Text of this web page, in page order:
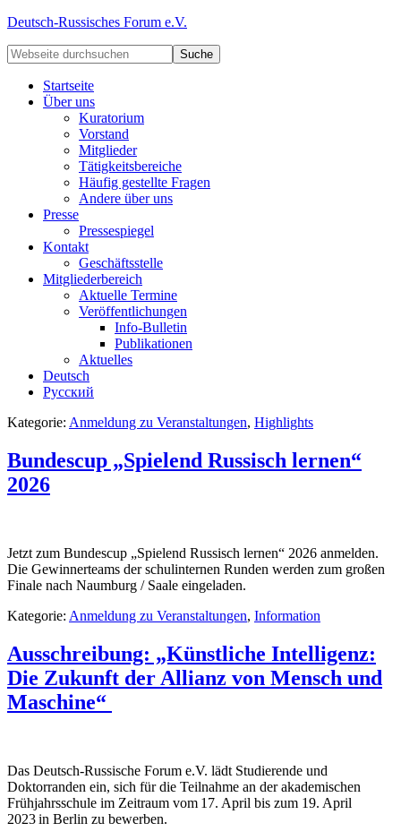
Deutsch-Russisches Forum e.V.
Startseite
Über uns
Kuratorium
Vorstand
Mitglieder
Tätigkeitsbereiche
Häufig gestellte Fragen
Andere über uns
Presse
Pressespiegel
Kontakt
Geschäftsstelle
Mitgliederbereich
Aktuelle Termine
Veröffentlichungen
Info-Bulletin
Publikationen
Aktuelles
Deutsch
Русский
Kategorie: Anmeldung zu Veranstaltungen, Highlights
Bundescup „Spielend Russisch lernen“
2026
Jetzt zum Bundescup „Spielend Russisch lernen“ 2026 anmelden.
Die Gewinnerteams der schulinternen Runden werden zum großen
Finale nach Naumburg / Saale eingeladen.
Kategorie: Anmeldung zu Veranstaltungen, Information
Ausschreibung: „Künstliche Intelligenz:
Die Zukunft der Allianz von Mensch und
Maschine“
Das Deutsch-Russische Forum e.V. lädt Studierende und
Doktorranden ein, sich für die Teilnahme an der akademischen
Frühjahrsschule im Zeitraum vom 17. April bis zum 19. April
2023 in Berlin zu bewerben.